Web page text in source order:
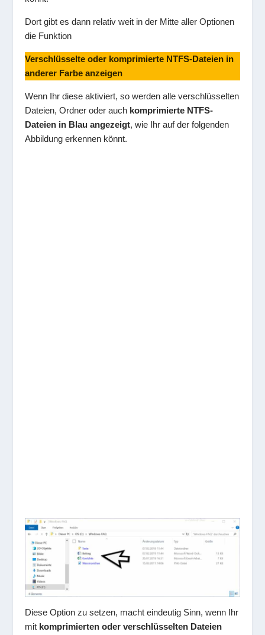
Dort gibt es dann relativ weit in der Mitte aller Optionen
die Funktion
Verschlüsselte oder komprimierte NTFS-Dateien in
anderer Farbe anzeigen
Wenn Ihr diese aktiviert, so werden alle verschlüsselten
Dateien, Ordner oder auch komprimierte NTFS-
Dateien in Blau angezeigt, wie Ihr auf der folgenden
Abbildung erkennen könnt.
Diese Option zu setzen, macht eindeutig Sinn, wenn Ihr
mit komprimierten oder verschlüsselten Dateien